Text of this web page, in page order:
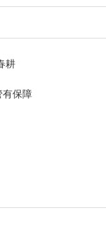
耕
有保障